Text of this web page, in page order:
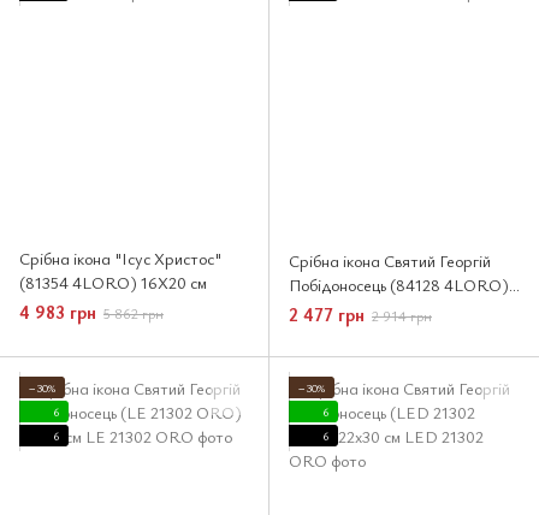
Срібна ікона "Ісус Христос"
(81354 4LORO) 16X20 см
4 983 грн 5 862 грн
Срібна ікона Святий Георгій
Побідоносець (84128 4LORO)
15х20 см
2 477 грн 2 914 грн
−30%
6
6
−30%
6
6